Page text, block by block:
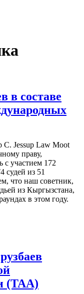
в составе
Jessup Law Moot
праву,
участием 172
судей из 51
что наш советник,
из Кыргызстана,
в этом году.
(TAA)